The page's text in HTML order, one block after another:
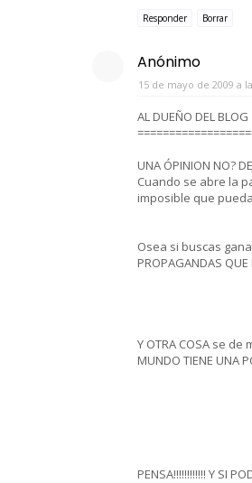
Responder Borrar
Anónimo
15 de mayo de 2009 a
AL DUEÑO DEL BLOG
UNA ÓPINION NO?
Cuando se abre la
imposible que pueda
Osea si buscas
PROPAGANDAS QUE
Y OTRA COSA se
MUNDO TIENE UNA
PENSA!!!!!!!!!!!! Y SI